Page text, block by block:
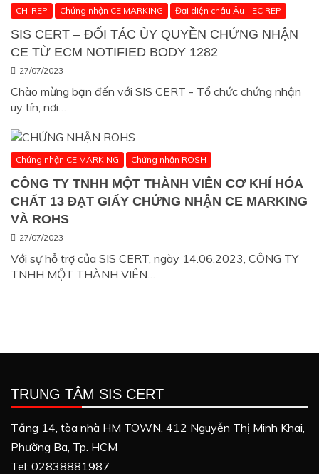
CH-REP Chứng nhận CE MARKING Đại diện châu Âu - EC REP
SIS CERT – ĐỐI TÁC ỦY QUYỀN CHỨNG NHẬN
CE TỪ ECM NOTIFIED BODY 1282
27/07/2023
Chào mừng bạn đến với SIS CERT - Tổ chức chứng nhận
uy tín, nơi…
Chứng nhận CE MARKING Chứng nhận ROSH
CÔNG TY TNHH MỘT THÀNH VIÊN CƠ KHÍ HÓA
CHẤT 13 ĐẠT GIẤY CHỨNG NHẬN CE MARKING
VÀ ROHS
27/07/2023
Với sự hỗ trợ của SIS CERT, ngày 14.06.2023, CÔNG TY
TNHH MỘT THÀNH VIÊN…
TRUNG TÂM SIS CERT
Tầng 14, tòa nhà HM TOWN, 412 Nguyễn Thị Minh Khai,
Phường Ba, Tp. HCM
Tel: 02838881987